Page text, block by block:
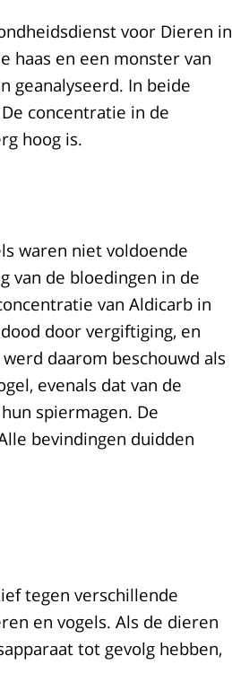
voor Dieren in
haas en een monster van
geanalyseerd. In beide
concentratie in de
hoog is.
waren niet voldoende
van de bloedingen in de
van Aldicarb in
door vergiftiging, en
daarom beschouwd als
evenals dat van de
spiermagen. De
bevindingen duidden
tegen verschillende
en vogels. Als de dieren
tot gevolg hebben,